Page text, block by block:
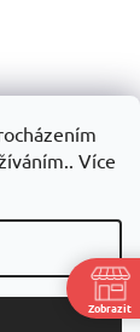
Více
Zobrazit